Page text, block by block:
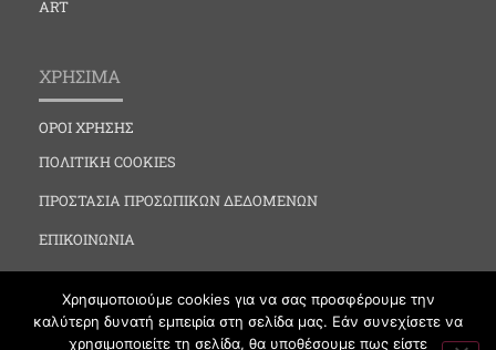
ART
ΧΡΗΣΙΜΑ
ΟΡΟΙ ΧΡΗΣΗΣ
ΠΟΛΙΤΙΚΗ COOKIES
ΠΡΟΣΤΑΣΙΑ ΠΡΟΣΩΠΙΚΩΝ ΔΕΔΟΜΕΝΩΝ
ΕΠΙΚΟΙΝΩΝΙΑ
Χρησιμοποιούμε cookies για να σας προσφέρουμε την
καλύτερη δυνατή εμπειρία στη σελίδα μας. Εάν συνεχίσετε να
χρησιμοποιείτε τη σελίδα, θα υποθέσουμε πως είστε